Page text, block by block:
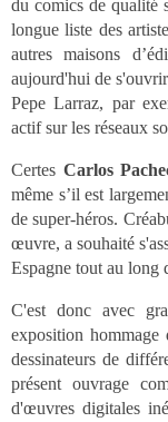
du comics de qualité
longue liste des
autres maisons
aujourd'hui de
Pepe Larraz, par
actif sur les réseaux
Certes Carlos
même s’il est
de super-héros.
œuvre, a souhaité
Espagne tout au long
C'est donc avec
exposition hommage
dessinateurs de
présent ouvrage
d'œuvres digitales